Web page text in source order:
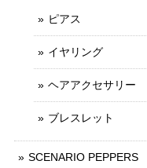
ピアス
イヤリング
ヘアアクセサリー
ブレスレット
SCENARIO PEPPERS